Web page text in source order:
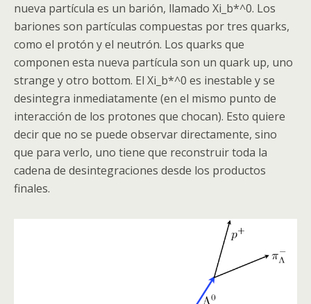
nueva partícula es un barión, llamado Xi_b*^0. Los
bariones son partículas compuestas por tres quarks,
como el protón y el neutrón. Los quarks que
componen esta nueva partícula son un quark up, uno
strange y otro bottom. El Xi_b*^0 es inestable y se
desintegra inmediatamente (en el mismo punto de
interacción de los protones que chocan). Esto quiere
decir que no se puede observar directamente, sino
que para verlo, uno tiene que reconstruir toda la
cadena de desintegraciones desde los productos
finales.